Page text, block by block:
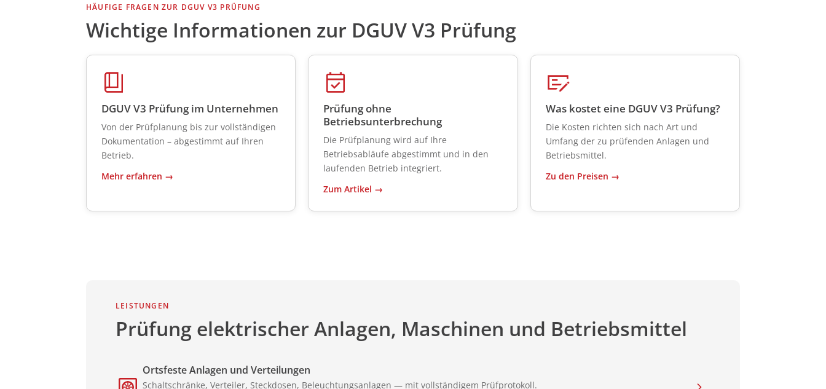
HÄUFIGE FRAGEN ZUR DGUV V3 PRÜFUNG
Wichtige Informationen zur DGUV V3 Prüfung
DGUV V3 Prüfung im Unternehmen
Von der Prüfplanung bis zur vollständigen
Dokumentation – abgestimmt auf Ihren
Betrieb.
Mehr erfahren →
Prüfung ohne
Betriebsunterbrechung
Die Prüfplanung wird auf Ihre
Betriebsabläufe abgestimmt und in den
laufenden Betrieb integriert.
Zum Artikel →
Was kostet eine DGUV V3 Prüfung?
Die Kosten richten sich nach Art und
Umfang der zu prüfenden Anlagen und
Betriebsmittel.
Zu den Preisen →
LEISTUNGEN
Prüfung elektrischer Anlagen, Maschinen und Betriebsmittel
Ortsfeste Anlagen und Verteilungen
Schaltschränke, Verteiler, Steckdosen, Beleuchtungsanlagen — mit vollständigem Prüfprotokoll.